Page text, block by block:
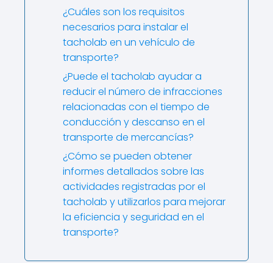
¿Cuáles son los requisitos
necesarios para instalar el
tacholab en un vehículo de
transporte?
¿Puede el tacholab ayudar a
reducir el número de infracciones
relacionadas con el tiempo de
conducción y descanso en el
transporte de mercancías?
¿Cómo se pueden obtener
informes detallados sobre las
actividades registradas por el
tacholab y utilizarlos para mejorar
la eficiencia y seguridad en el
transporte?